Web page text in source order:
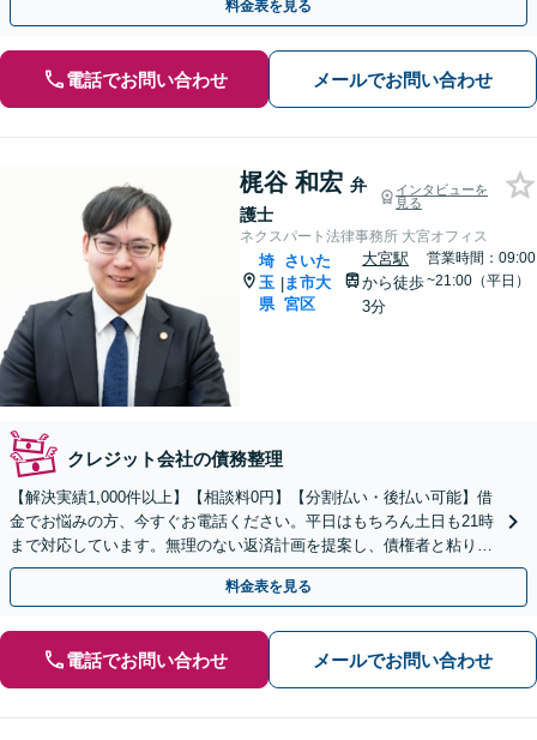
料金表を見る
電話でお問い合わせ メールでお問い合わせ
梶谷 和宏 弁
護士
インタビューを
見る
ネクスパート法律事務所 大宮オフィス
埼
玉
県
|
さいた
ま市大
宮区
大宮駅
から徒歩
3分
営業時間：09:00
~21:00（平日）
クレジット会社の債務整理
【解決実績1,000件以上】【相談料0円】【分割払い・後払い可能】借
金でお悩みの方、今すぐお電話ください。平日はもちろん土日も21時
まで対応しています。無理のない返済計画を提案し、債権者と粘り強
く交渉いたします。
料金表を見る
電話でお問い合わせ メールでお問い合わせ